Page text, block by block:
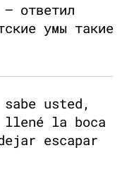
ответил
умы такие
usted,
llené la boca
escapar